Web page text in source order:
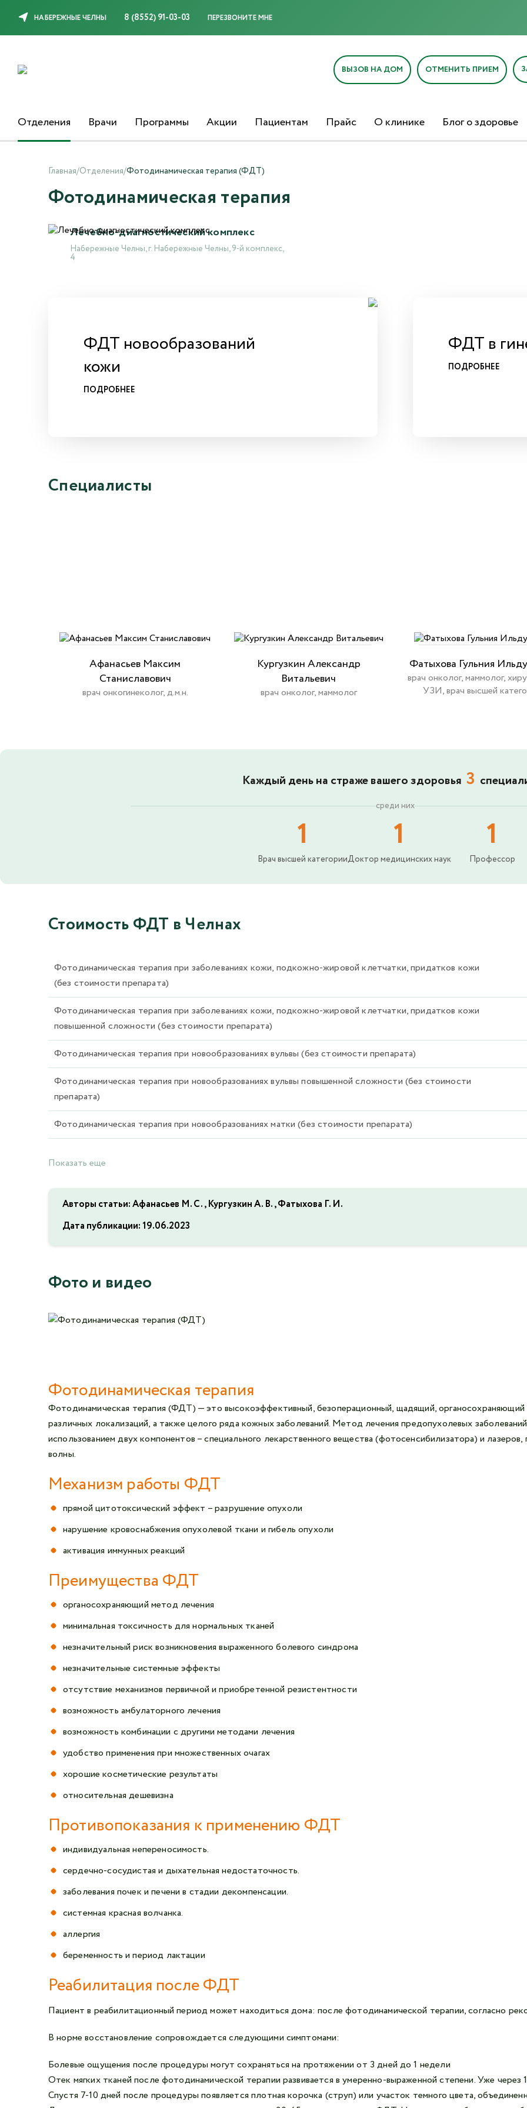
НАБЕРЕЖНЫЕ ЧЕЛНЫ 8 (8552) 91-03-03 ПЕРЕЗВОНИТЕ МНЕ
ВЫЗОВ НА ДОМ ОТМЕНИТЬ ПРИЕМ
Отделения Врачи Программы Акции Пациентам Прайс О клинике Блог о здоровье
Главная/Отделения/Фотодинамическая терапия (ФДТ)
Фотодинамическая терапия
Лечебно-диагностический комплекс
Набережные Челны, г. Набережные Челны, 9-й комплекс,
4
ФДТ новообразований
кожи
ПОДРОБНЕЕ
ФДТ в
ПОДРОБНЕЕ
Специалисты
Афанасьев Максим
Станиславович
врач онкогинеколог, д.м.н.
Кургузкин Александр
Витальевич
врач онколог, маммолог
Фатыхова Гульния
врач онколог, маммолог,
УЗИ, врач высшей
Каждый день на страже вашего здоровья 3
среди них
1
Врач высшей категории
1
Доктор медицинских наук
1
Профессор
Стоимость ФДТ в Челнах
Фотодинамическая терапия при заболеваниях кожи, подкожно-жировой клетчатки, придатков кожи
(без стоимости препарата)
Фотодинамическая терапия при заболеваниях кожи, подкожно-жировой клетчатки, придатков кожи
повышенной сложности (без стоимости препарата)
Фотодинамическая терапия при новообразованиях вульвы (без стоимости препарата)
Фотодинамическая терапия при новообразованиях вульвы повышенной сложности (без стоимости
препарата)
Фотодинамическая терапия при новообразованиях матки (без стоимости препарата)
Показать еще
Авторы статьи: Афанасьев М. С., Кургузкин А. В., Фатыхова Г. И.
Дата публикации:19.06.2023
Фото и видео
Фотодинамическая терапия
Фотодинамическая терапия (ФДТ) — это высокоэффективный, безоперационный, щадящий, органосохраняющий
различных локализаций, а также целого ряда кожных заболеваний. Метод лечения предопухолевых
использованием двух компонентов – специального лекарственного вещества (фотосенсибилизатора) и
волны.
Механизм работы ФДТ
прямой цитотоксический эффект – разрушение опухоли
нарушение кровоснабжения опухолевой ткани и гибель опухоли
активация иммунных реакций
Преимущества ФДТ
органосохраняющий метод лечения
минимальная токсичность для нормальных тканей
незначительный риск возникновения выраженного болевого синдрома
незначительные системные эффекты
отсутствие механизмов первичной и приобретенной резистентности
возможность амбулаторного лечения
возможность комбинации с другими методами лечения
удобство применения при множественных очагах
хорошие косметические результаты
относительная дешевизна
Противопоказания к применению ФДТ
индивидуальная непереносимость.
сердечно-сосудистая и дыхательная недостаточность.
заболевания почек и печени в стадии декомпенсации.
системная красная волчанка.
аллергия
беременность и период лактации
Реабилитация после ФДТ
Пациент в реабилитационный период может находиться дома: после фотодинамической терапии, согласно
В норме восстановление сопровождается следующими симптомами:
Болевые ощущения после процедуры могут сохраняться на протяжении от 3 дней до 1 недели
Отек мягких тканей после фотодинамической терапии развивается в умеренно-выраженной степени. Уже через
Спустя 7-10 дней после процедуры появляется плотная корочка (струп) или участок темного цвета,